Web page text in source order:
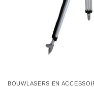
BOUWLASERS EN